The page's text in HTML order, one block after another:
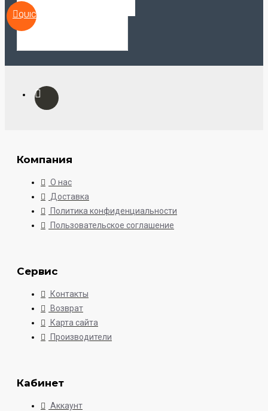
QUICKVIEW
Компания
О нас
Доставка
Политика конфиденциальности
Пользовательское соглашение
Сервис
Контакты
Возврат
Карта сайта
Производители
Кабинет
Аккаунт